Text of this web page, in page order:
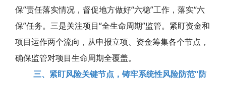
保”责任落实情况，督促地方做好“六稳”工作，落实“六
保”任务。三是关注项目“全生命周期”监管。紧盯资金和
项目运作两个流向，从申报立项、资金筹集各个节点，
确保监管对项目生命周期全覆盖。
三、紧盯风险关键节点，铸牢系统性风险防范“防